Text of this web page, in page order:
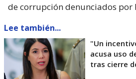
de corrupción denunciados por
Lee también...
"Un
acusa uso
tras cierre